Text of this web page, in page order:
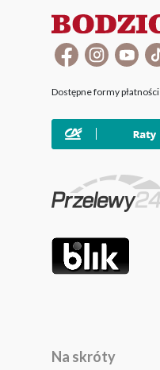
Dostępne formy płatności
Na skróty